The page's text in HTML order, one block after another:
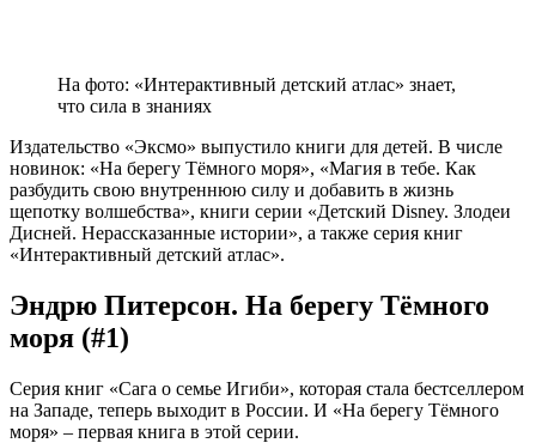
На фото: «Интерактивный детский атлас» знает,
что сила в знаниях
Издательство «Эксмо» выпустило книги для детей. В числе
новинок: «На берегу Тёмного моря», «Магия в тебе. Как
разбудить свою внутреннюю силу и добавить в жизнь
щепотку волшебства», книги серии «Детский Disney. Злодеи
Дисней. Нерассказанные истории», а также серия книг
«Интерактивный детский атлас».
Эндрю Питерсон. На берегу Тёмного
моря (#1)
Серия книг «Сага о семье Игиби», которая стала бестселлером
на Западе, теперь выходит в России. И «На берегу Тёмного
моря» – первая книга в этой серии.